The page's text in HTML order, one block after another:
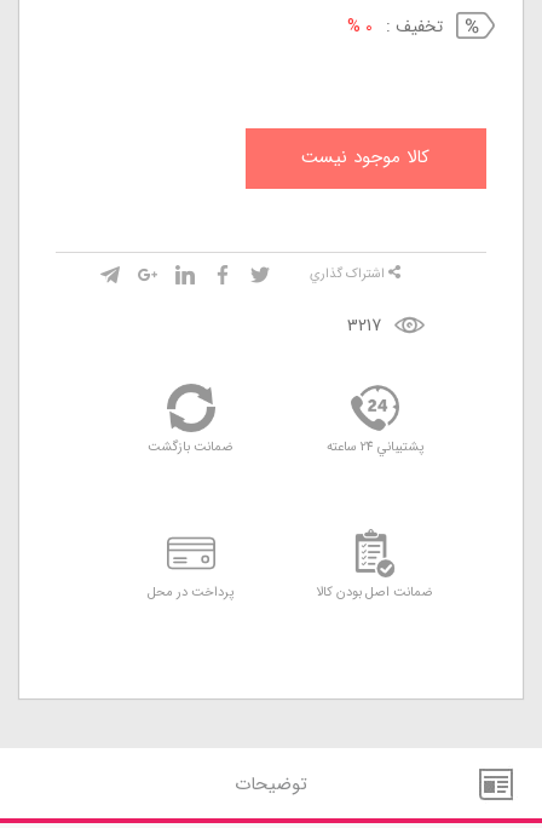
تخفيف : 0 %
کالا موجود نيست
3217
اشتراک گذاري
پشتيباني 24 ساعته ضمانت بازگشت
ضمانت اصل بودن کالا پرداخت در محل
توضيحات